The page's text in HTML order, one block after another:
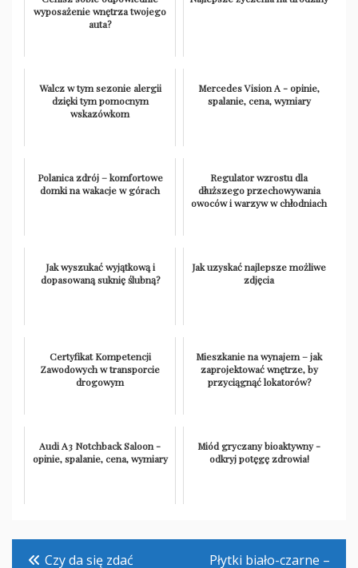
wyposażenie wnętrza twojego
auta?
Walcz w tym sezonie alergii
dzięki tym pomocnym
wskazówkom
Mercedes Vision A - opinie,
spalanie, cena, wymiary
Polanica zdrój – komfortowe
domki na wakacje w górach
Regulator wzrostu dla
dłuższego przechowywania
owoców i warzyw w chłodniach
Jak wyszukać wyjątkową i
dopasowaną suknię ślubną?
Jak uzyskać najlepsze możliwe
zdjęcia
Certyfikat Kompetencji
Zawodowych w transporcie
drogowym
Mieszkanie na wynajem – jak
zaprojektować wnętrze, by
przyciągnąć lokatorów?
Audi A3 Notchback Saloon -
opinie, spalanie, cena, wymiary
Miód gryczany bioaktywny -
odkryj potęgę zdrowia!
Nawigacja
Czy da się zdać Płytki biało-czarne –